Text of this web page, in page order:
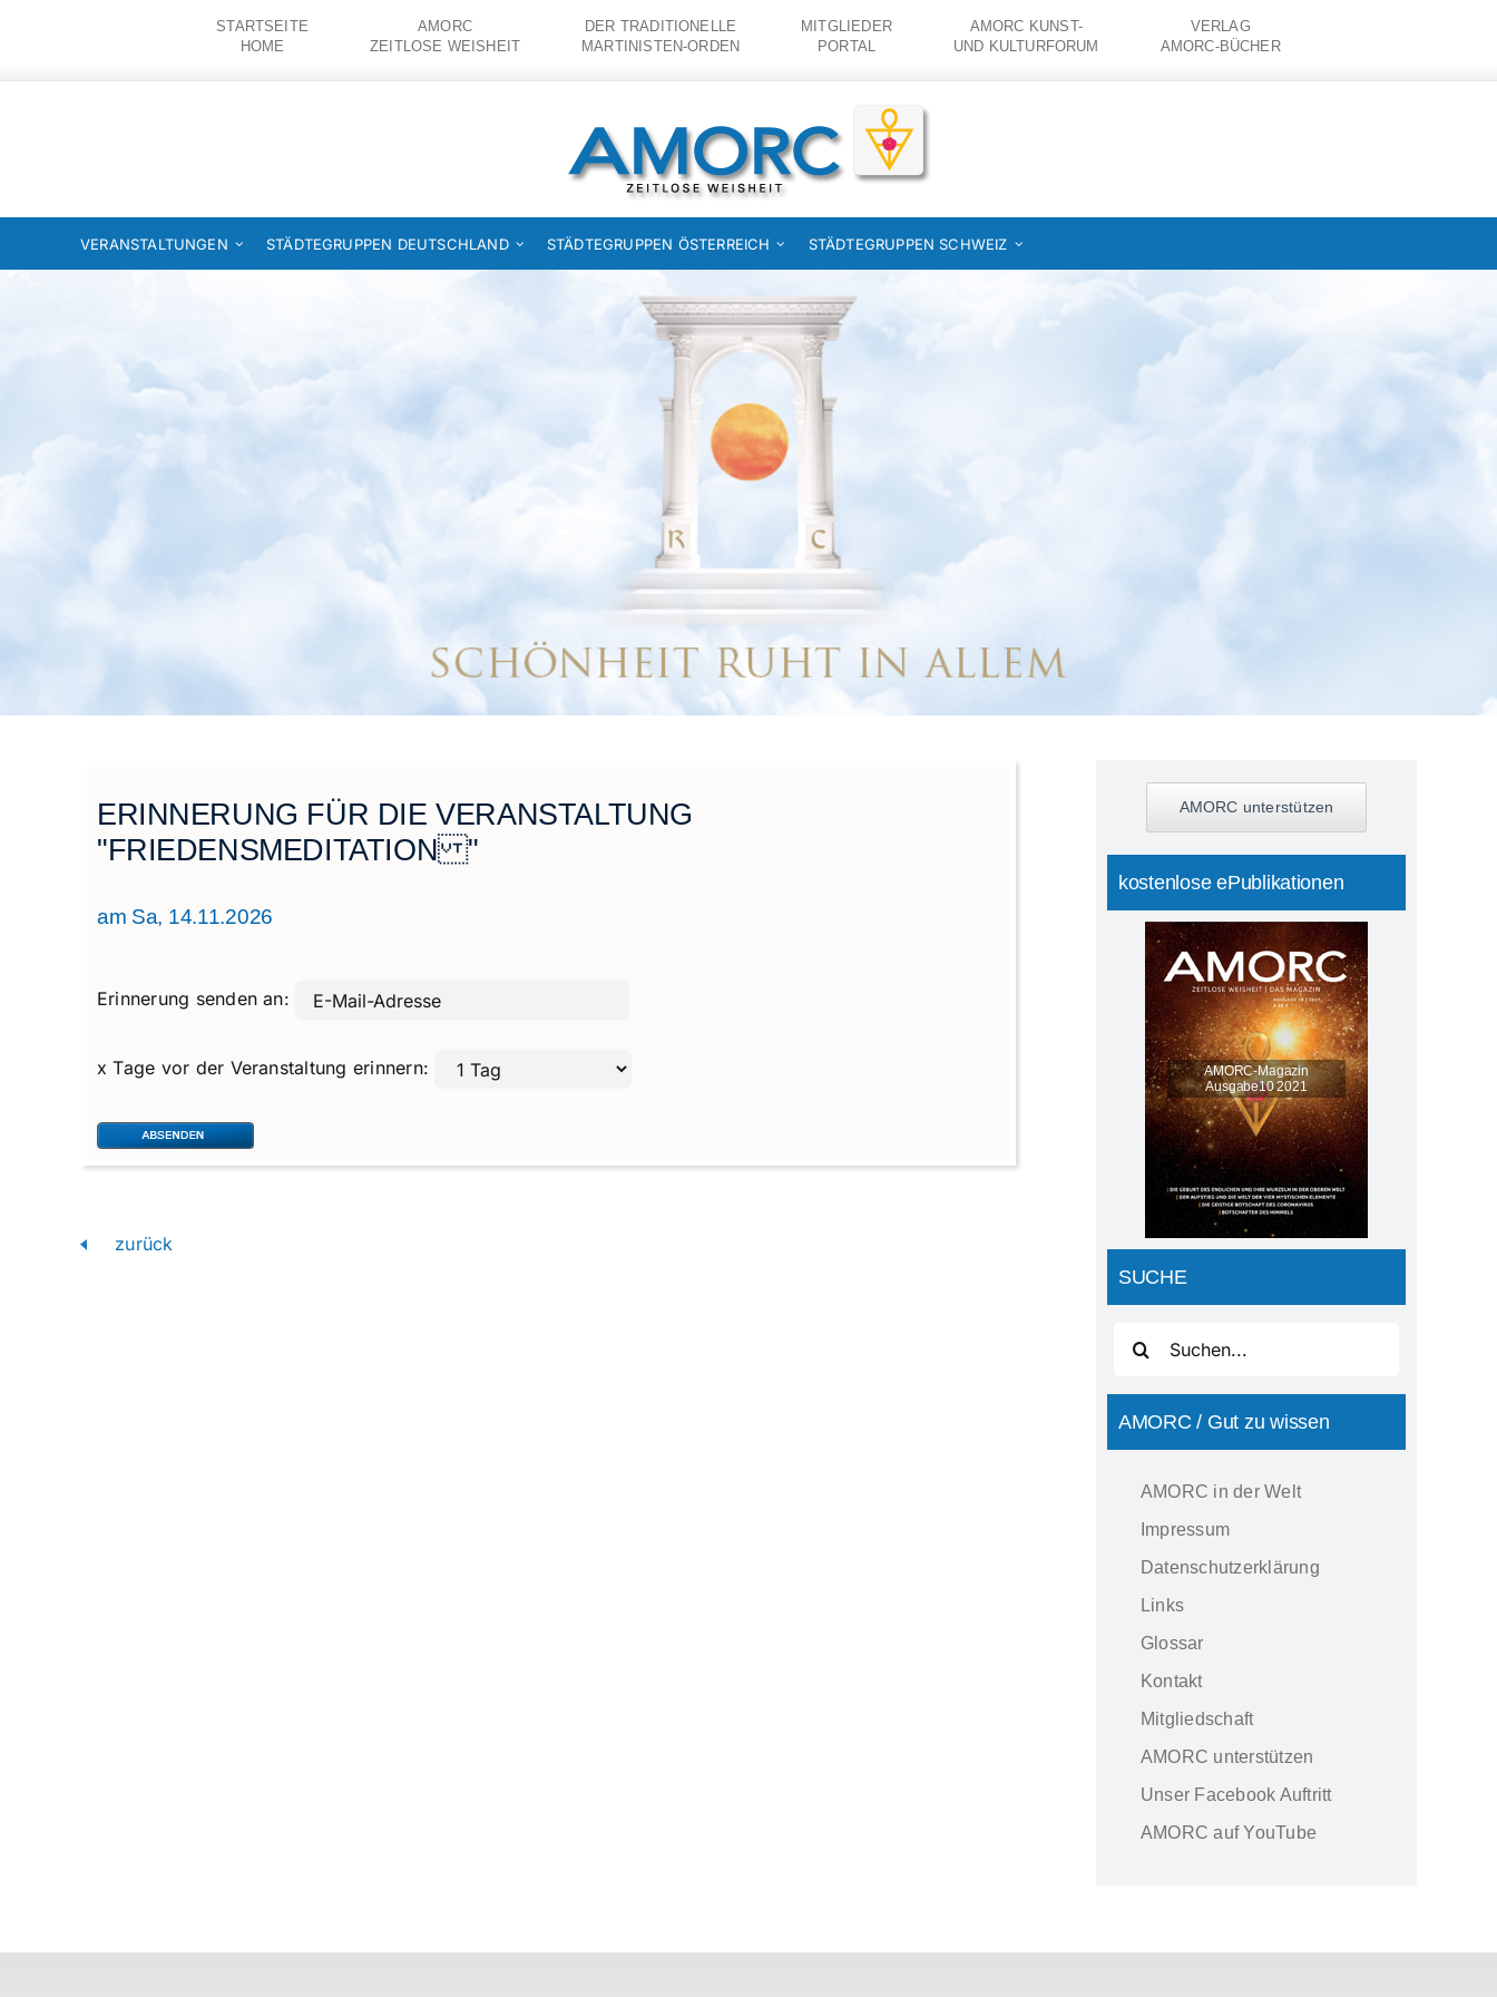
STARTSEITE
HOME
AMORC
ZEITLOSE WEISHEIT
DER TRADITIONELLE
MARTINISTEN-ORDEN
MITGLIEDER
PORTAL
AMORC KUNST-
UND KULTURFORUM
VERLAG
AMORC-BÜCHER
VERANSTALTUNGEN STÄDTEGRUPPEN DEUTSCHLAND STÄDTEGRUPPEN ÖSTERREICH STÄDTEGRUPPEN SCHWEIZ
ERINNERUNG FÜR DIE VERANSTALTUNG
"FRIEDENSMEDITATION "
am Sa, 14.11.2026
Erinnerung senden an:
x Tage vor der Veranstaltung erinnern:
zurück
AMORC unterstützen
kostenlose ePublikationen
AMORC-Magazin
Ausgabe10 2021
SUCHE
nach:
AMORC / Gut zu wissen
AMORC in der Welt
Impressum
Datenschutzerklärung
Links
Glossar
Kontakt
Mitgliedschaft
AMORC unterstützen
Unser Facebook Auftritt
AMORC auf YouTube